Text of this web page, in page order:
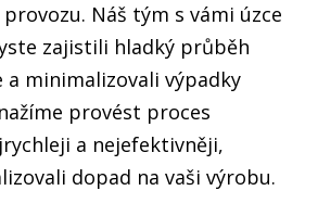
Náš tým s vámi úzce
zajistili hladký průběh
minimalizovali výpadky
provést proces
a nejefektivněji,
dopad na vaši výrobu.